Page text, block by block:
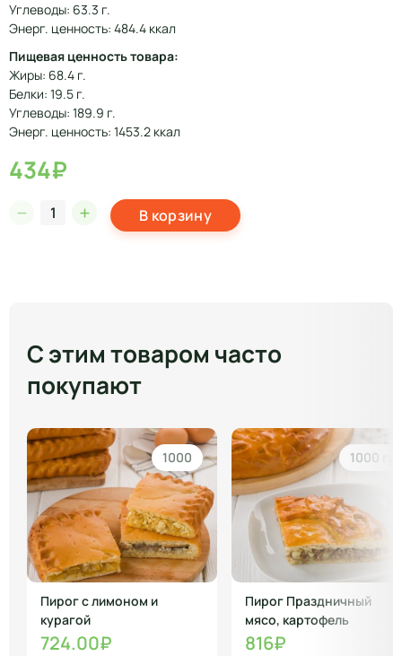
Углеводы: 63.3 г.
Энерг. ценность: 484.4 ккал
Пищевая ценность товара:
Жиры: 68.4 г.
Белки: 19.5 г.
Углеводы: 189.9 г.
Энерг. ценность: 1453.2 ккал
434₽
В корзину
С этим товаром часто
покупают
1000
Пирог с лимоном и
курагой
724.00₽
1000 гр
Пирог Праздничный
мясо, картофель
816₽